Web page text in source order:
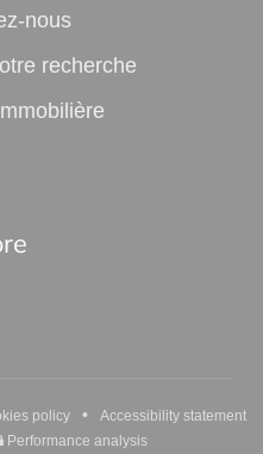
nous
recherche
policy • Accessibility statement
Performance analysis